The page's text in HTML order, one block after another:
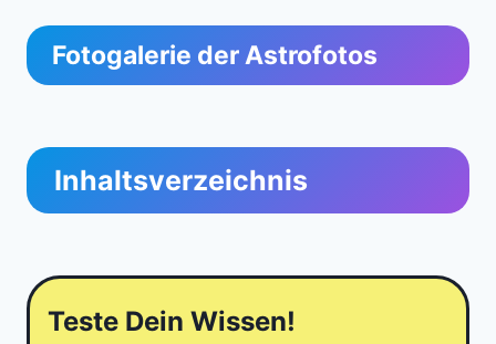
Fotogalerie der Astrofotos
Inhaltsverzeichnis
Teste Dein Wissen!